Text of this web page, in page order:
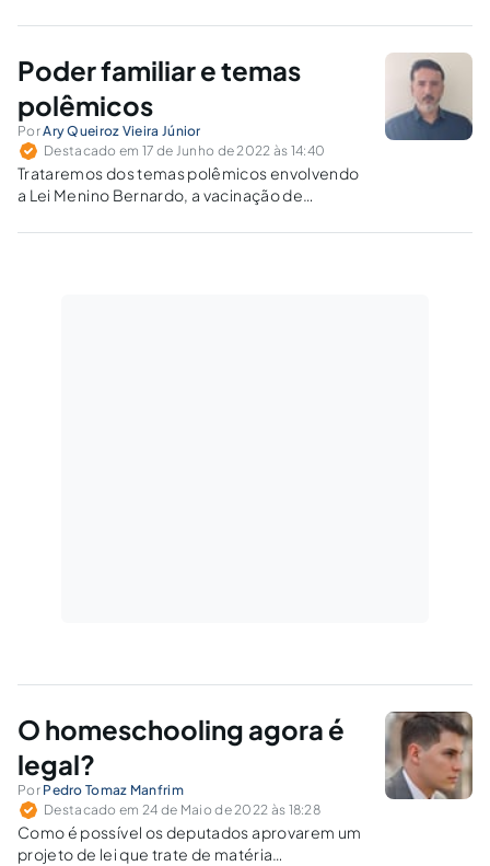
Poder familiar e temas
polêmicos
PorAry Queiroz Vieira Júnior
Destacado em 17 de Junho de 2022 às 14:40
Trataremos dos temas polêmicos envolvendo
a Lei Menino Bernardo, a vacinação de
doméstico ou homeschooling.
O homeschooling agora é
legal?
Por Pedro Tomaz Manfrim
Destacado em 24 de Maio de 2022 às 18:28
Como é possível os deputados aprovarem um
projeto de lei que trate de matéria